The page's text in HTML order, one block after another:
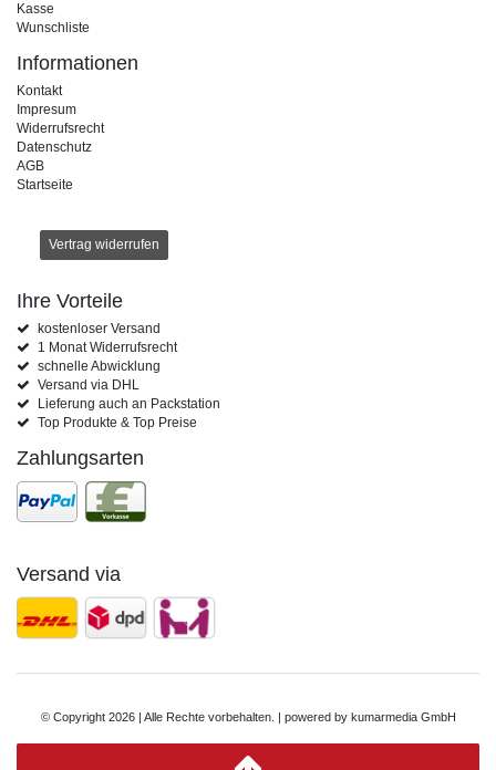
Kasse
Wunschliste
Informationen
Kontakt
Impresum
Widerrufsrecht
Datenschutz
AGB
Startseite
Vertrag widerrufen
Ihre Vorteile
kostenloser Versand
1 Monat Widerrufsrecht
schnelle Abwicklung
Versand via DHL
Lieferung auch an Packstation
Top Produkte & Top Preise
Zahlungsarten
Versand via
© Copyright 2026 | Alle Rechte vorbehalten. | powered by kumarmedia GmbH